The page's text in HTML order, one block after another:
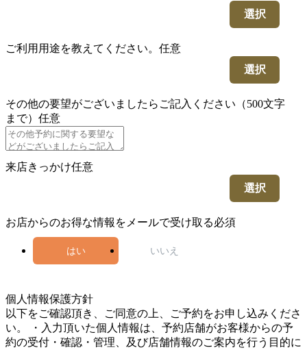
選択
ご利用用途を教えてください。 任意
選択
その他の要望がございましたらご記入ください（500文字
まで） 任意
来店きっかけ任意
選択
お店からのお得な情報をメールで受け取る必須
はい いいえ
個人情報保護方針
以下をご確認頂き、ご同意の上、ご予約をお申し込みくださ
い。 ・入力頂いた個人情報は、予約店舗がお客様からの予
約の受付・確認・管理、及び店舗情報のご案内を行う目的に